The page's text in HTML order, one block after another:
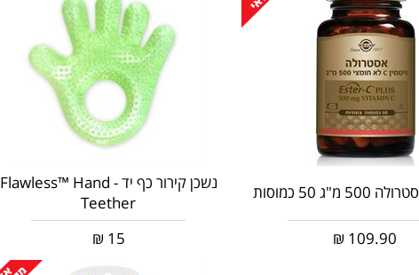
109.90
₪
נשכן קירור כף יד - Flawless™ Hand
Teether
15
₪